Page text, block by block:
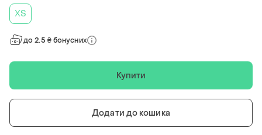
ХS
до 2.5 ₴ бонусних
Купити
Додати до кошика